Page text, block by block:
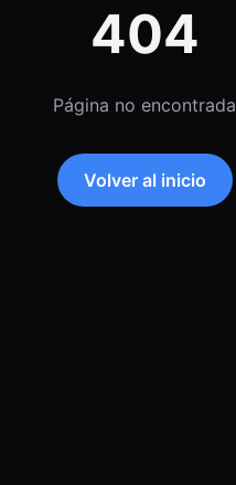
404
Página no encontrada
Volver al inicio